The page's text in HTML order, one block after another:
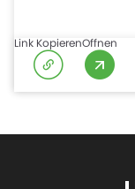
Link KopierenOffnen